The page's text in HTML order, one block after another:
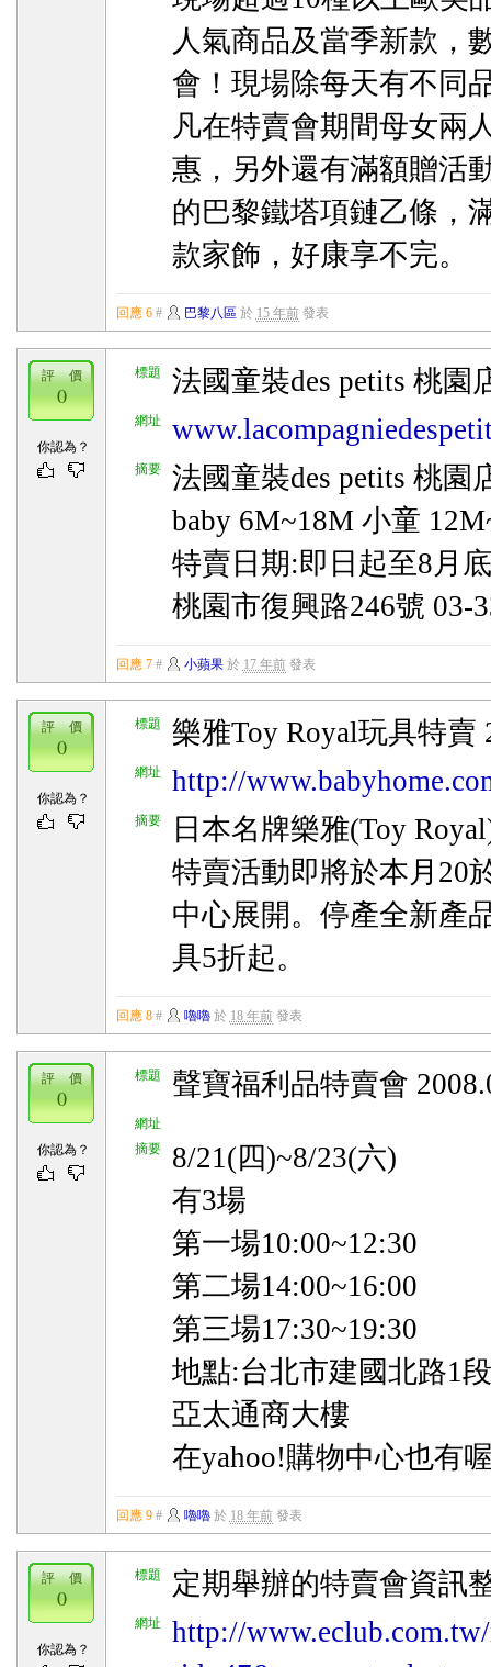
人氣商品及當季新款，
會！現場除每天有不同
凡在特賣會期間母女兩
惠，另外還有滿額贈活
的巴黎鐵塔項鏈乙條，
款家飾，好康享不完。
回應 6 # 巴黎八區 於 15 年前發表
標題 法國童裝des petits 桃園
網址
摘要
法國童裝des petits 桃園
baby 6M~18M 小童
特賣日期:即日起至8月底
桃園市復興路246號 03-
評 價
0
你認為？
回應 7 # 小蘋果於 17 年前發表
標題 樂雅Toy Royal玩具特賣
網址 http://
摘要
日本名牌樂雅(Toy
特賣活動即將於本月20
中心展開。停產全新產
具5折起。
評 價
0
你認為？
回應 8 # 嚕嚕於 18 年前發表
標題 聲寶福利品特賣會
網址
摘要
8/21(四)~8/23(六)
有3場
第一場10:00~12:30
第二場14:00~16:00
第三場17:30~19:30
地點:台北市建國北路1
亞太通商大樓
在yahoo!購物中心也有
評 價
0
你認為？
回應 9 # 嚕嚕於 18 年前發表
標題 定期舉辦的特賣會資訊
網址
http://
評 價
0
你認為？